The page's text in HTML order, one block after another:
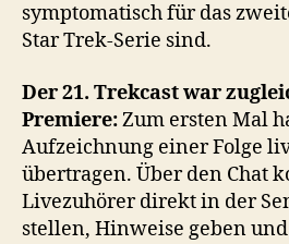
symptomatisch für das
Star Trek-Serie sind.
Der 21. Trekcast war
Premiere:Zum ersten Mal
Aufzeichnung einer Folge
übertragen. Über den Chat
Livezuhörer direkt in der
stellen, Hinweise geben